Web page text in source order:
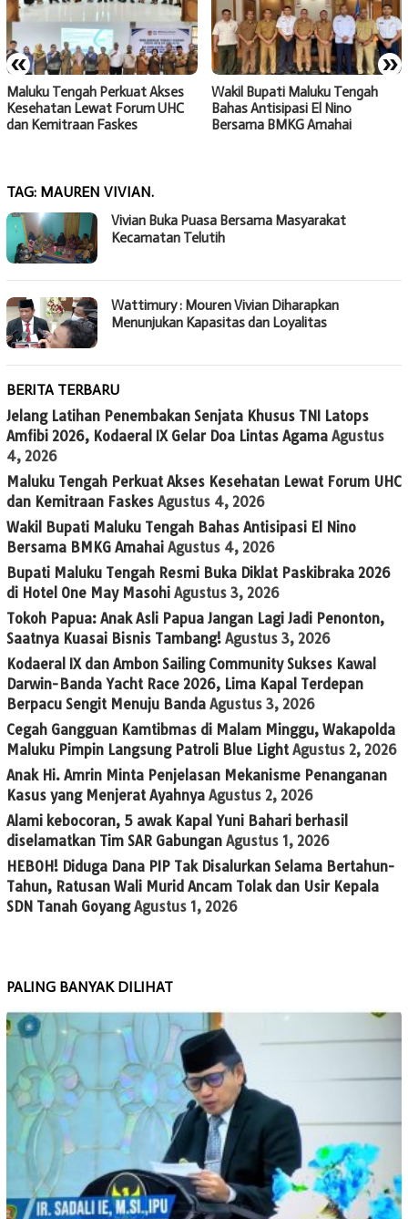
« »
Maluku Tengah Perkuat Akses
Kesehatan Lewat Forum UHC
dan Kemitraan Faskes
Wakil Bupati Maluku Tengah
Bahas Antisipasi El Nino
Bersama BMKG Amahai
TAG: MAUREN VIVIAN.
Vivian Buka Puasa Bersama Masyarakat
Kecamatan Telutih
Wattimury : Mouren Vivian Diharapkan
Menunjukan Kapasitas dan Loyalitas
BERITA TERBARU
Jelang Latihan Penembakan Senjata Khusus TNI Latops
Amfibi 2026, Kodaeral IX Gelar Doa Lintas Agama Agustus
4, 2026
Maluku Tengah Perkuat Akses Kesehatan Lewat Forum UHC
dan Kemitraan Faskes Agustus 4, 2026
Wakil Bupati Maluku Tengah Bahas Antisipasi El Nino
Bersama BMKG Amahai Agustus 4, 2026
Bupati Maluku Tengah Resmi Buka Diklat Paskibraka 2026
di Hotel One May Masohi Agustus 3, 2026
Tokoh Papua: Anak Asli Papua Jangan Lagi Jadi Penonton,
Saatnya Kuasai Bisnis Tambang! Agustus 3, 2026
Kodaeral IX dan Ambon Sailing Community Sukses Kawal
Darwin-Banda Yacht Race 2026, Lima Kapal Terdepan
Berpacu Sengit Menuju Banda Agustus 3, 2026
Cegah Gangguan Kamtibmas di Malam Minggu, Wakapolda
Maluku Pimpin Langsung Patroli Blue Light Agustus 2, 2026
Anak Hi. Amrin Minta Penjelasan Mekanisme Penanganan
Kasus yang Menjerat Ayahnya Agustus 2, 2026
Alami kebocoran, 5 awak Kapal Yuni Bahari berhasil
diselamatkan Tim SAR Gabungan Agustus 1, 2026
HEBOH! Diduga Dana PIP Tak Disalurkan Selama Bertahun-
Tahun, Ratusan Wali Murid Ancam Tolak dan Usir Kepala
SDN Tanah Goyang Agustus 1, 2026
PALING BANYAK DILIHAT